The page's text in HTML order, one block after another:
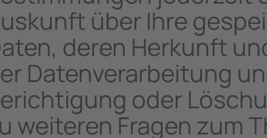
über Ihre
deren Herkunft
Datenverarbeitung
oder
weiteren Fragen zum